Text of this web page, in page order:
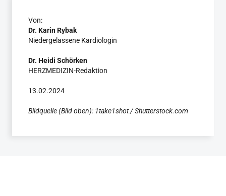
Von:
Dr. Karin Rybak
Niedergelassene Kardiologin
Dr. Heidi Schörken
HERZMEDIZIN-Redaktion
13.02.2024
Bildquelle (Bild oben): 1take1shot / Shutterstock.com